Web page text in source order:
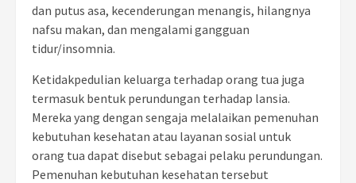
dan putus asa, kecenderungan menangis, hilangnya
nafsu makan, dan mengalami gangguan
tidur/insomnia.
Ketidakpedulian keluarga terhadap orang tua juga
termasuk bentuk perundungan terhadap lansia.
Mereka yang dengan sengaja melalaikan pemenuhan
kebutuhan kesehatan atau layanan sosial untuk
orang tua dapat disebut sebagai pelaku perundungan.
Pemenuhan kebutuhan kesehatan tersebut